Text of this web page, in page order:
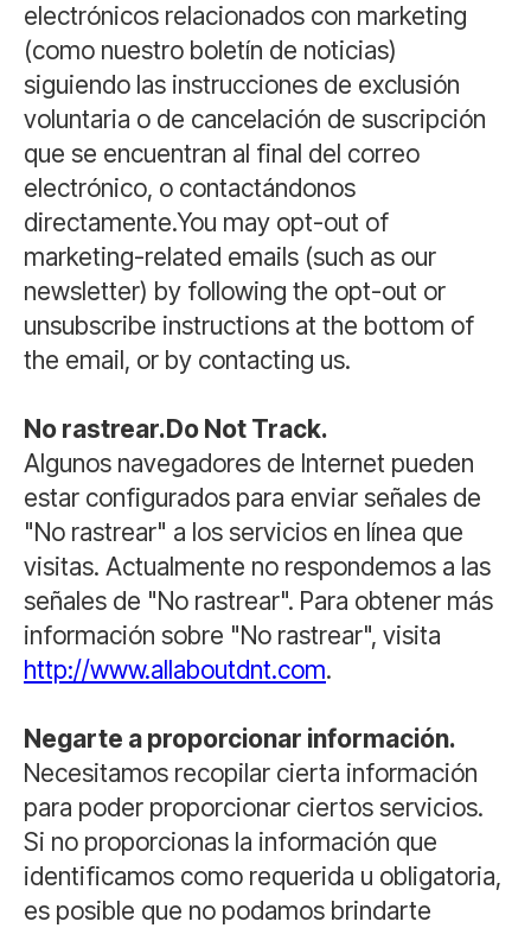
electrónicos relacionados con marketing
(como nuestro boletín de noticias)
siguiendo las instrucciones de exclusión
voluntaria o de cancelación de suscripción
que se encuentran al final del correo
electrónico, o contactándonos
directamente.You may opt-out of
marketing-related emails (such as our
newsletter) by following the opt-out or
unsubscribe instructions at the bottom of
the email, or by contacting us.
No rastrear.Do Not Track.
Algunos navegadores de Internet pueden
estar configurados para enviar señales de
"No rastrear" a los servicios en línea que
visitas. Actualmente no respondemos a las
señales de "No rastrear". Para obtener más
información sobre "No rastrear", visita
http://www.allaboutdnt.com.
Negarte a proporcionar información.
Necesitamos recopilar cierta información
para poder proporcionar ciertos servicios.
Si no proporcionas la información que
identificamos como requerida u obligatoria,
es posible que no podamos brindarte